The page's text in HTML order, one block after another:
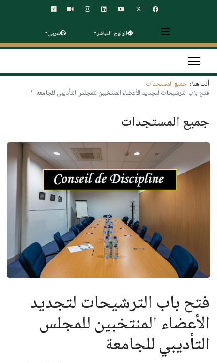
الولوج المباشر عربي
أنت هنا: جميع المستجدات
فتح باب الترشيحات لتجديد الأعضاء المنتخبين للمجلس التأديبي للجامعة
جميع المستجدات
فتح باب الترشيحات لتجديد
الأعضاء المنتخبين للمجلس
التأديبي للجامعة